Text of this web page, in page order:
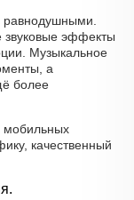
равнодушными.
звуковые эффекты
Музыкальное
а
более
мобильных
качественный